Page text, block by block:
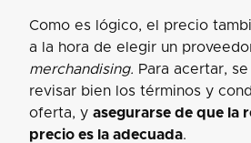
Como es lógico, el precio
a la hora de elegir un
merchandising. Para acertar,
revisar bien los términos y
oferta, y asegurarse de que la
precio es la adecuada.